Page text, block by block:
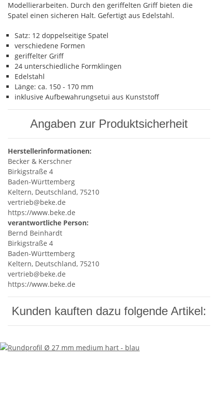
Modellierarbeiten. Durch den geriffelten Griff bieten die
Spatel einen sicheren Halt. Gefertigt aus Edelstahl.
Satz: 12 doppelseitige Spatel
verschiedene Formen
geriffelter Griff
24 unterschiedliche Formklingen
Edelstahl
Länge: ca. 150 - 170 mm
inklusive Aufbewahrungsetui aus Kunststoff
Angaben zur Produktsicherheit
Herstellerinformationen:
Becker & Kerschner
Birkigstraße 4
Baden-Württemberg
Keltern, Deutschland, 75210
vertrieb@beke.de
https://www.beke.de
verantwortliche Person:
Bernd Beinhardt
Birkigstraße 4
Baden-Württemberg
Keltern, Deutschland, 75210
vertrieb@beke.de
https://www.beke.de
Kunden kauften dazu folgende Artikel: